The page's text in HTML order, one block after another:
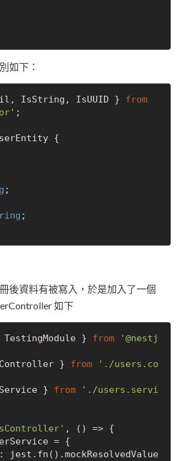
如下：
IsString, IsUUID } from
;
{
;
;
後資料有被寫入，於是加入了一個
如下
} from
'@nestj
} from
'./users.co
} from
'./users.servi
, () => {
= {